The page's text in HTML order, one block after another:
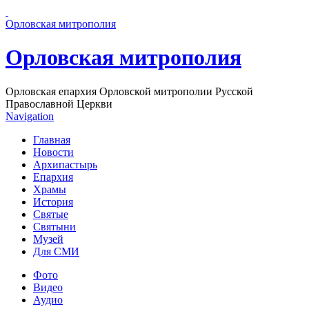
Орловская митрополия
Орловская митрополия
Орловская епархия Орловской митрополии Русской
Православной Церкви
Navigation
Главная
Новости
Архипастырь
Епархия
Храмы
История
Святые
Святыни
Музей
Для СМИ
Фото
Видео
Аудио